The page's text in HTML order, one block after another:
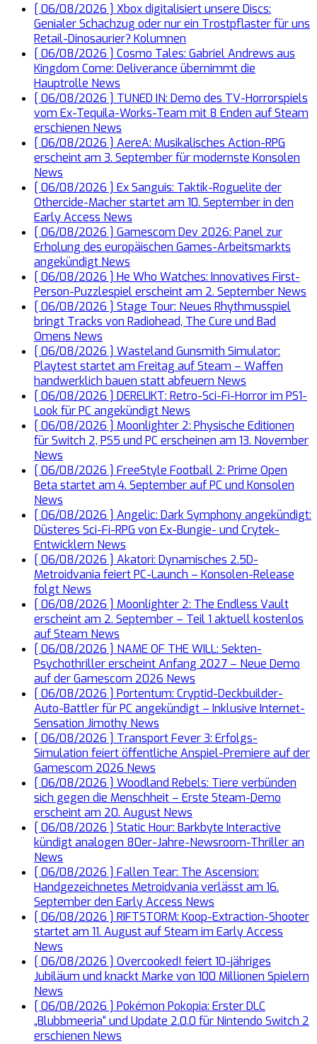
[ 06/08/2026 ] Xbox digitalisiert unsere Discs:
Genialer Schachzug oder nur ein Trostpflaster für uns
Retail-Dinosaurier? Kolumnen
[ 06/08/2026 ] Cosmo Tales: Gabriel Andrews aus
Kingdom Come: Deliverance übernimmt die
Hauptrolle News
[ 06/08/2026 ] TUNED IN: Demo des TV-Horrorspiels
vom Ex-Tequila-Works-Team mit 8 Enden auf Steam
erschienen News
[ 06/08/2026 ] AereA: Musikalisches Action-RPG
erscheint am 3. September für modernste Konsolen
News
[ 06/08/2026 ] Ex Sanguis: Taktik-Roguelite der
Othercide-Macher startet am 10. September in den
Early Access News
[ 06/08/2026 ] Gamescom Dev 2026: Panel zur
Erholung des europäischen Games-Arbeitsmarkts
angekündigt News
[ 06/08/2026 ] He Who Watches: Innovatives First-
Person-Puzzlespiel erscheint am 2. September News
[ 06/08/2026 ] Stage Tour: Neues Rhythmusspiel
bringt Tracks von Radiohead, The Cure und Bad
Omens News
[ 06/08/2026 ] Wasteland Gunsmith Simulator:
Playtest startet am Freitag auf Steam – Waffen
handwerklich bauen statt abfeuern News
[ 06/08/2026 ] DERELIKT: Retro-Sci-Fi-Horror im PS1-
Look für PC angekündigt News
[ 06/08/2026 ] Moonlighter 2: Physische Editionen
für Switch 2, PS5 und PC erscheinen am 13. November
News
[ 06/08/2026 ] FreeStyle Football 2: Prime Open
Beta startet am 4. September auf PC und Konsolen
News
[ 06/08/2026 ] Angelic: Dark Symphony angekündigt:
Düsteres Sci-Fi-RPG von Ex-Bungie- und Crytek-
Entwicklern News
[ 06/08/2026 ] Akatori: Dynamisches 2.5D-
Metroidvania feiert PC-Launch – Konsolen-Release
folgt News
[ 06/08/2026 ] Moonlighter 2: The Endless Vault
erscheint am 2. September – Teil 1 aktuell kostenlos
auf Steam News
[ 06/08/2026 ] NAME OF THE WILL: Sekten-
Psychothriller erscheint Anfang 2027 – Neue Demo
auf der Gamescom 2026 News
[ 06/08/2026 ] Portentum: Cryptid-Deckbuilder-
Auto-Battler für PC angekündigt – Inklusive Internet-
Sensation Jimothy News
[ 06/08/2026 ] Transport Fever 3: Erfolgs-
Simulation feiert öffentliche Anspiel-Premiere auf der
Gamescom 2026 News
[ 06/08/2026 ] Woodland Rebels: Tiere verbünden
sich gegen die Menschheit – Erste Steam-Demo
erscheint am 20. August News
[ 06/08/2026 ] Static Hour: Barkbyte Interactive
kündigt analogen 80er-Jahre-Newsroom-Thriller an
News
[ 06/08/2026 ] Fallen Tear: The Ascension:
Handgezeichnetes Metroidvania verlässt am 16.
September den Early Access News
[ 06/08/2026 ] RIFTSTORM: Koop-Extraction-Shooter
startet am 11. August auf Steam im Early Access
News
[ 06/08/2026 ] Overcooked! feiert 10-jähriges
Jubiläum und knackt Marke von 100 Millionen Spielern
News
[ 06/08/2026 ] Pokémon Pokopia: Erster DLC
„Blubbmeeria“ und Update 2.0.0 für Nintendo Switch 2
erschienen News